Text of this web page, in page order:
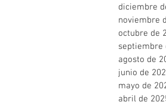
diciembre
noviembre
octubre de
septiembre
agosto de
junio de
mayo de
abril de